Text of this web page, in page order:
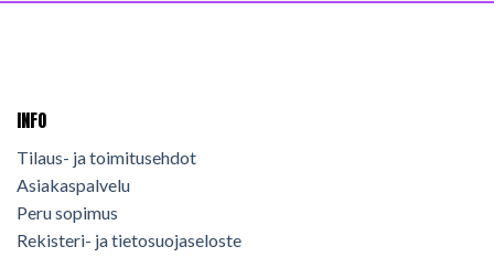
INFO
Tilaus- ja toimitusehdot
Asiakaspalvelu
Peru sopimus
Rekisteri- ja tietosuojaseloste